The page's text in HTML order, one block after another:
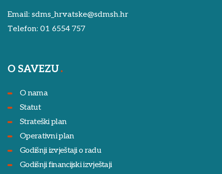
Email: sdms_hrvatske@sdmsh.hr
Telefon: 01 6554 757
O SAVEZU
O nama
Statut
Strateški plan
Operativni plan
Godišnji izvještaji o radu
Godišnji financijski izvještaji